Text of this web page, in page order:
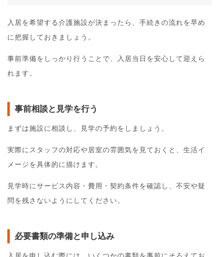
入居を希望する介護施設が決まったら、手続きの流れを早め
に把握しておきましょう。
事前準備をしっかり行うことで、入居当日を安心して迎えら
れます。
事前相談と見学を行う
まずは施設に相談し、見学の予約をしましょう。
実際にスタッフの対応や居室の雰囲気を見ておくと、生活イ
メージを具体的に描けます。
見学時にサービス内容・費用・契約条件を確認し、不安や疑
問を残さないようにしてください。
必要書類の準備と申し込み